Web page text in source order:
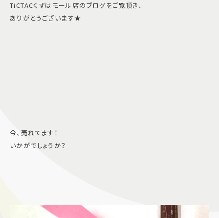
TiCTACくずはモール店のブログをご覧頂き、
ありがとうございます★
今、売れてます！
いかがでしょうか？